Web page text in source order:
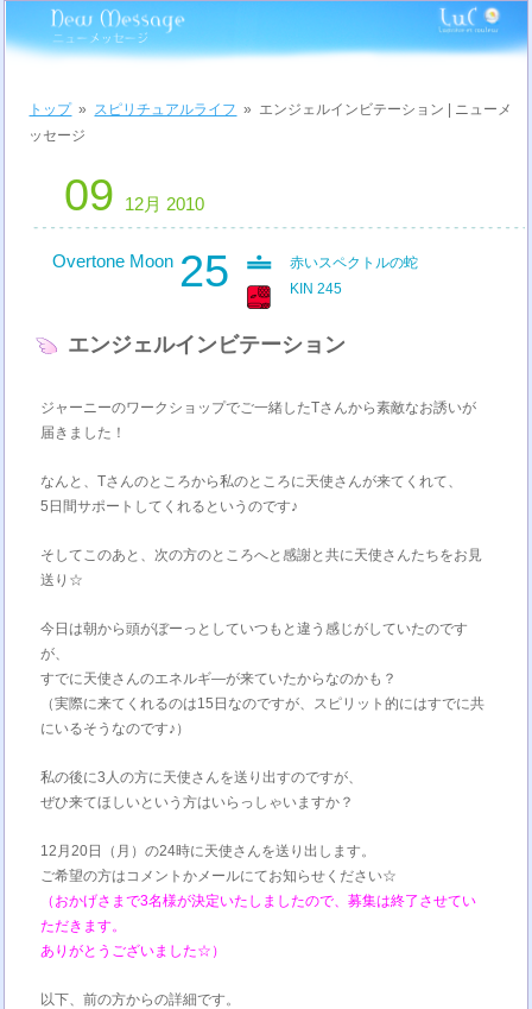
トップ» スピリチュアルライフ » エンジェルインビテーション | ニューメ
ッセージ
09 12月 2010
Overtone Moon 25
赤いスペクトルの蛇
KIN 245
エンジェルインビテーション
ジャーニーのワークショップでご一緒したTさんから素敵なお誘いが
届きました！
なんと、Tさんのところから私のところに天使さんが来てくれて、
5日間サポートしてくれるというのです♪
そしてこのあと、次の方のところへと感謝と共に天使さんたちをお見
送り☆
今日は朝から頭がぼーっとしていつもと違う感じがしていたのです
が、
すでに天使さんのエネルギ—が来ていたからなのかも？
（実際に来てくれるのは15日なのですが、スピリット的にはすでに共
にいるそうなのです♪）
私の後に3人の方に天使さんを送り出すのですが、
ぜひ来てほしいという方はいらっしゃいますか？
12月20日（月）の24時に天使さんを送り出します。
ご希望の方はコメントかメールにてお知らせください☆
（おかげさまで3名様が決定いたしましたので、募集は終了させてい
ただきます。
ありがとうございました☆）
以下、前の方からの詳細です。